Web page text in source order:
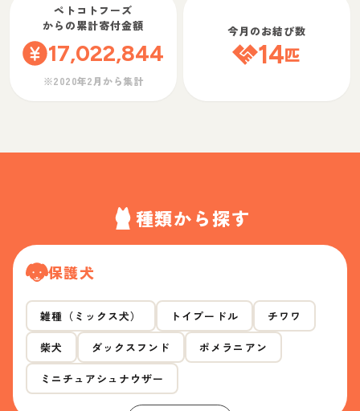
ペトコトフーズ
からの累計寄付金額
17,022,844
※2020年2月から集計
今月のお結び数
14匹
種類から探す
保護犬
雑種（ミックス犬） トイプードル チワワ
柴犬 ダックスフンド ポメラニアン
ミニチュアシュナウザー